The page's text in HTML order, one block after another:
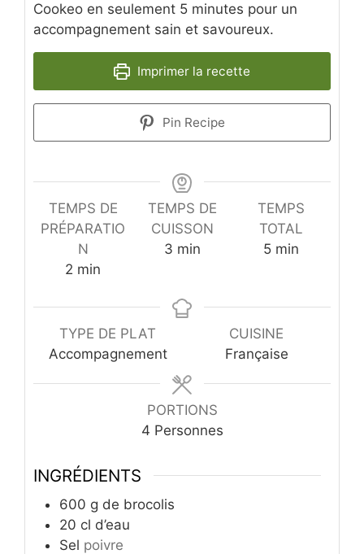
Cookeo en seulement 5 minutes pour un
accompagnement sain et savoureux.
Imprimer la recette
Pin Recipe
TEMPS DE
PRÉPARATIO
N
2 minutes
min
TEMPS DE
CUISSON
3minutes
min
TEMPS
TOTAL
5minutes
min
TYPE DE PLAT
Accompagnement
CUISINE
Française
PORTIONS
4 Personnes
INGRÉDIENTS
600 g de brocolis
20 cl d’eau
Sel poivre